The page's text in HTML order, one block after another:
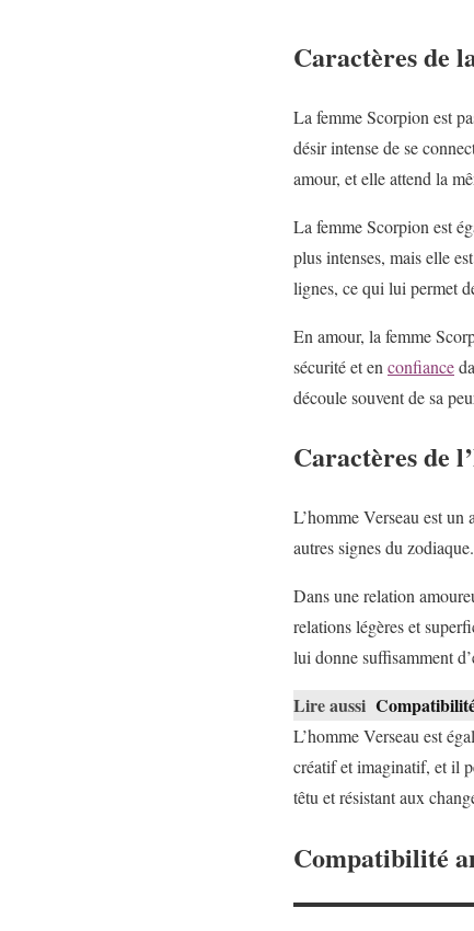
Caractères de
La femme Scorpion est
désir intense de se
amour, et elle attend la
La femme Scorpion est
plus intenses, mais elle
lignes, ce qui lui permet
En amour, la femme
sécurité et en confiance
découle souvent de sa
Caractères de
L’homme Verseau est
autres signes du
Dans une relation
relations légères et
lui donne suffisamment
Lire aussi
L’homme Verseau est
créatif et imaginatif, et il
têtu et résistant aux
Compatibilité